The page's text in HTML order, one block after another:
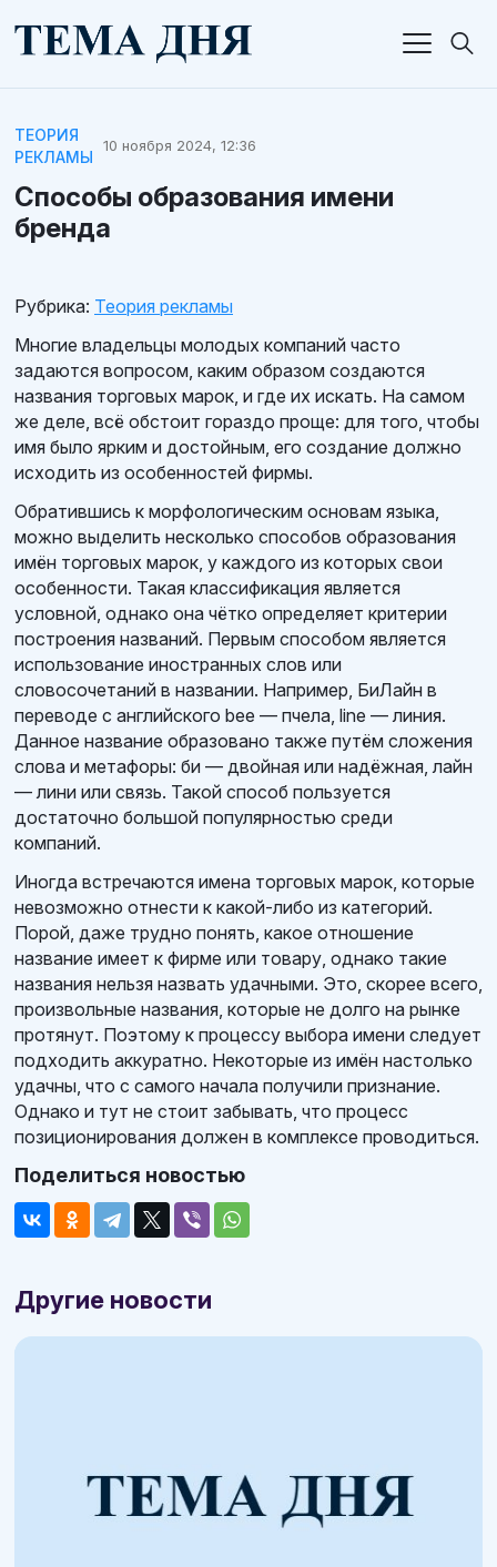
ТЕОРИЯ
РЕКЛАМЫ
10 ноября 2024, 12:36
Способы образования имени
бренда
Рубрика: Теория рекламы
Многие владельцы молодых компаний часто
задаются вопросом, каким образом создаются
названия торговых марок, и где их искать. На самом
же деле, всё обстоит гораздо проще: для того, чтобы
имя было ярким и достойным, его создание должно
исходить из особенностей фирмы.
Обратившись к морфологическим основам языка,
можно выделить несколько способов образования
имён торговых марок, у каждого из которых свои
особенности. Такая классификация является
условной, однако она чётко определяет критерии
построения названий. Первым способом является
использование иностранных слов или
словосочетаний в названии. Например, БиЛайн в
переводе с английского bee — пчела, line — линия.
Данное название образовано также путём сложения
слова и метафоры: би — двойная или надёжная, лайн
— лини или связь. Такой способ пользуется
достаточно большой популярностью среди
компаний.
Иногда встречаются имена торговых марок, которые
невозможно отнести к какой-либо из категорий.
Порой, даже трудно понять, какое отношение
название имеет к фирме или товару, однако такие
названия нельзя назвать удачными. Это, скорее всего,
произвольные названия, которые не долго на рынке
протянут. Поэтому к процессу выбора имени следует
подходить аккуратно. Некоторые из имён настолько
удачны, что с самого начала получили признание.
Однако и тут не стоит забывать, что процесс
позиционирования должен в комплексе проводиться.
Поделиться новостью
Другие новости